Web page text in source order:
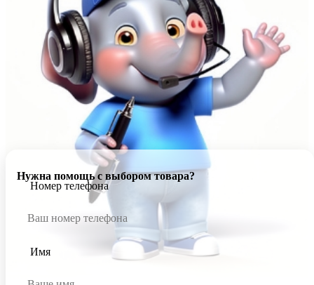
Нужна помощь с выбором товара?
Номер телефона
Имя